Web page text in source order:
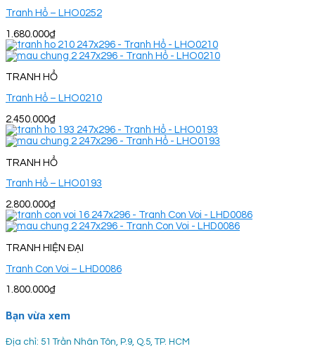
Tranh Hổ – LHO0252
1.680.000₫
TRANH HỔ
Tranh Hổ – LHO0210
2.450.000₫
TRANH HỔ
Tranh Hổ – LHO0193
2.800.000₫
TRANH HIỆN ĐẠI
Tranh Con Voi – LHD0086
1.800.000₫
Bạn vừa xem
Địa chỉ: 51 Trần Nhân Tôn, P.9, Q.5, TP. HCM